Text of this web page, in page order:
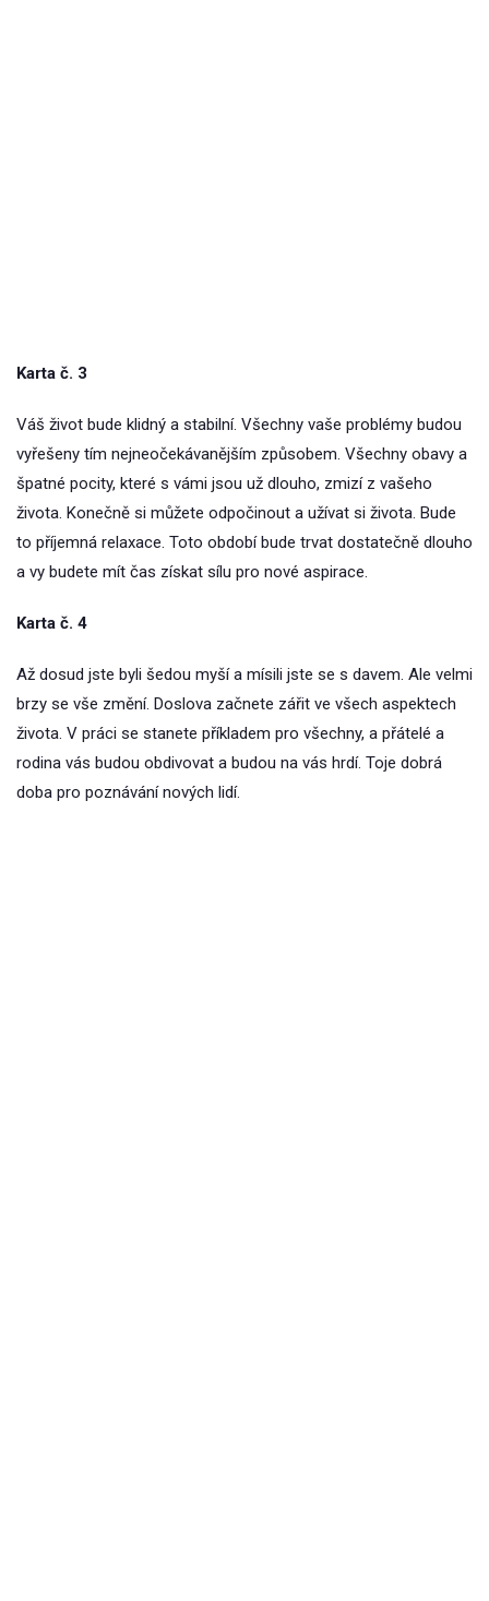
Karta č. 3
Váš život bude klidný a stabilní. Všechny vaše problémy budou
vyřešeny tím nejneočekávanějším způsobem. Všechny obavy a
špatné pocity, které s vámi jsou už dlouho, zmizí z vašeho
života. Konečně si můžete odpočinout a užívat si života. Bude
to příjemná relaxace. Toto období bude trvat dostatečně dlouho
a vy budete mít čas získat sílu pro nové aspirace.
Karta č. 4
Až dosud jste byli šedou myší a mísili jste se s davem. Ale velmi
brzy se vše změní. Doslova začnete zářit ve všech aspektech
života. V práci se stanete příkladem pro všechny, a přátelé a
rodina vás budou obdivovat a budou na vás hrdí. Toje dobrá
doba pro poznávání nových lidí.